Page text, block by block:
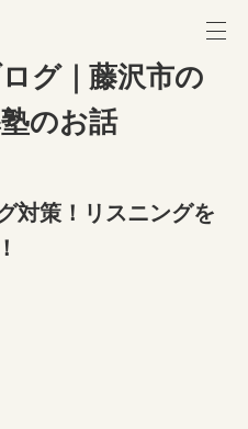
グ｜藤沢市の
のお話
対策！リスニングを